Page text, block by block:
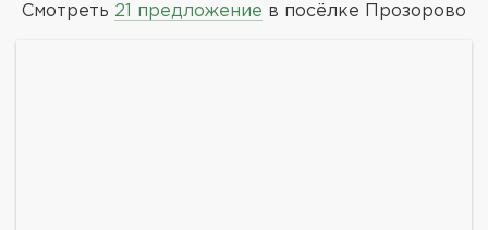
Смотреть 21 предложение в посёлке Прозорово